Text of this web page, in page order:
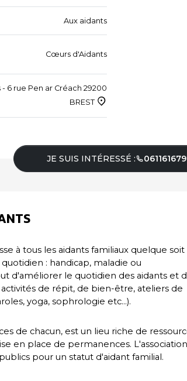
Aux aidants
Cœurs d'Aidants
6 rue Pen ar Créach 29200
BREST
JE SUIS INTÉRESSÉ :
à tous les aidants familiaux quelque soit
: handicap, maladie ou
d'améliorer le quotidien des aidants et
de répit, de bien-être, ateliers de
yoga, sophrologie etc...).
de chacun, est un lieu riche de
en place de permanences.
pour un statut d'aidant familial.